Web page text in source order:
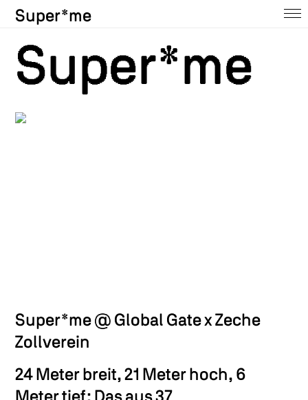
Home
About
Ausstellungen
Private Press Sign-Up
Super*me
Super*me
Super*me @ Global Gate x Zeche
Zollverein
24 Meter breit, 21 Meter hoch, 6